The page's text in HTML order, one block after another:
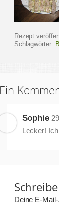
Rezept
Schlagwörter:
Ein
Sophie
Lecker!
Deine E-